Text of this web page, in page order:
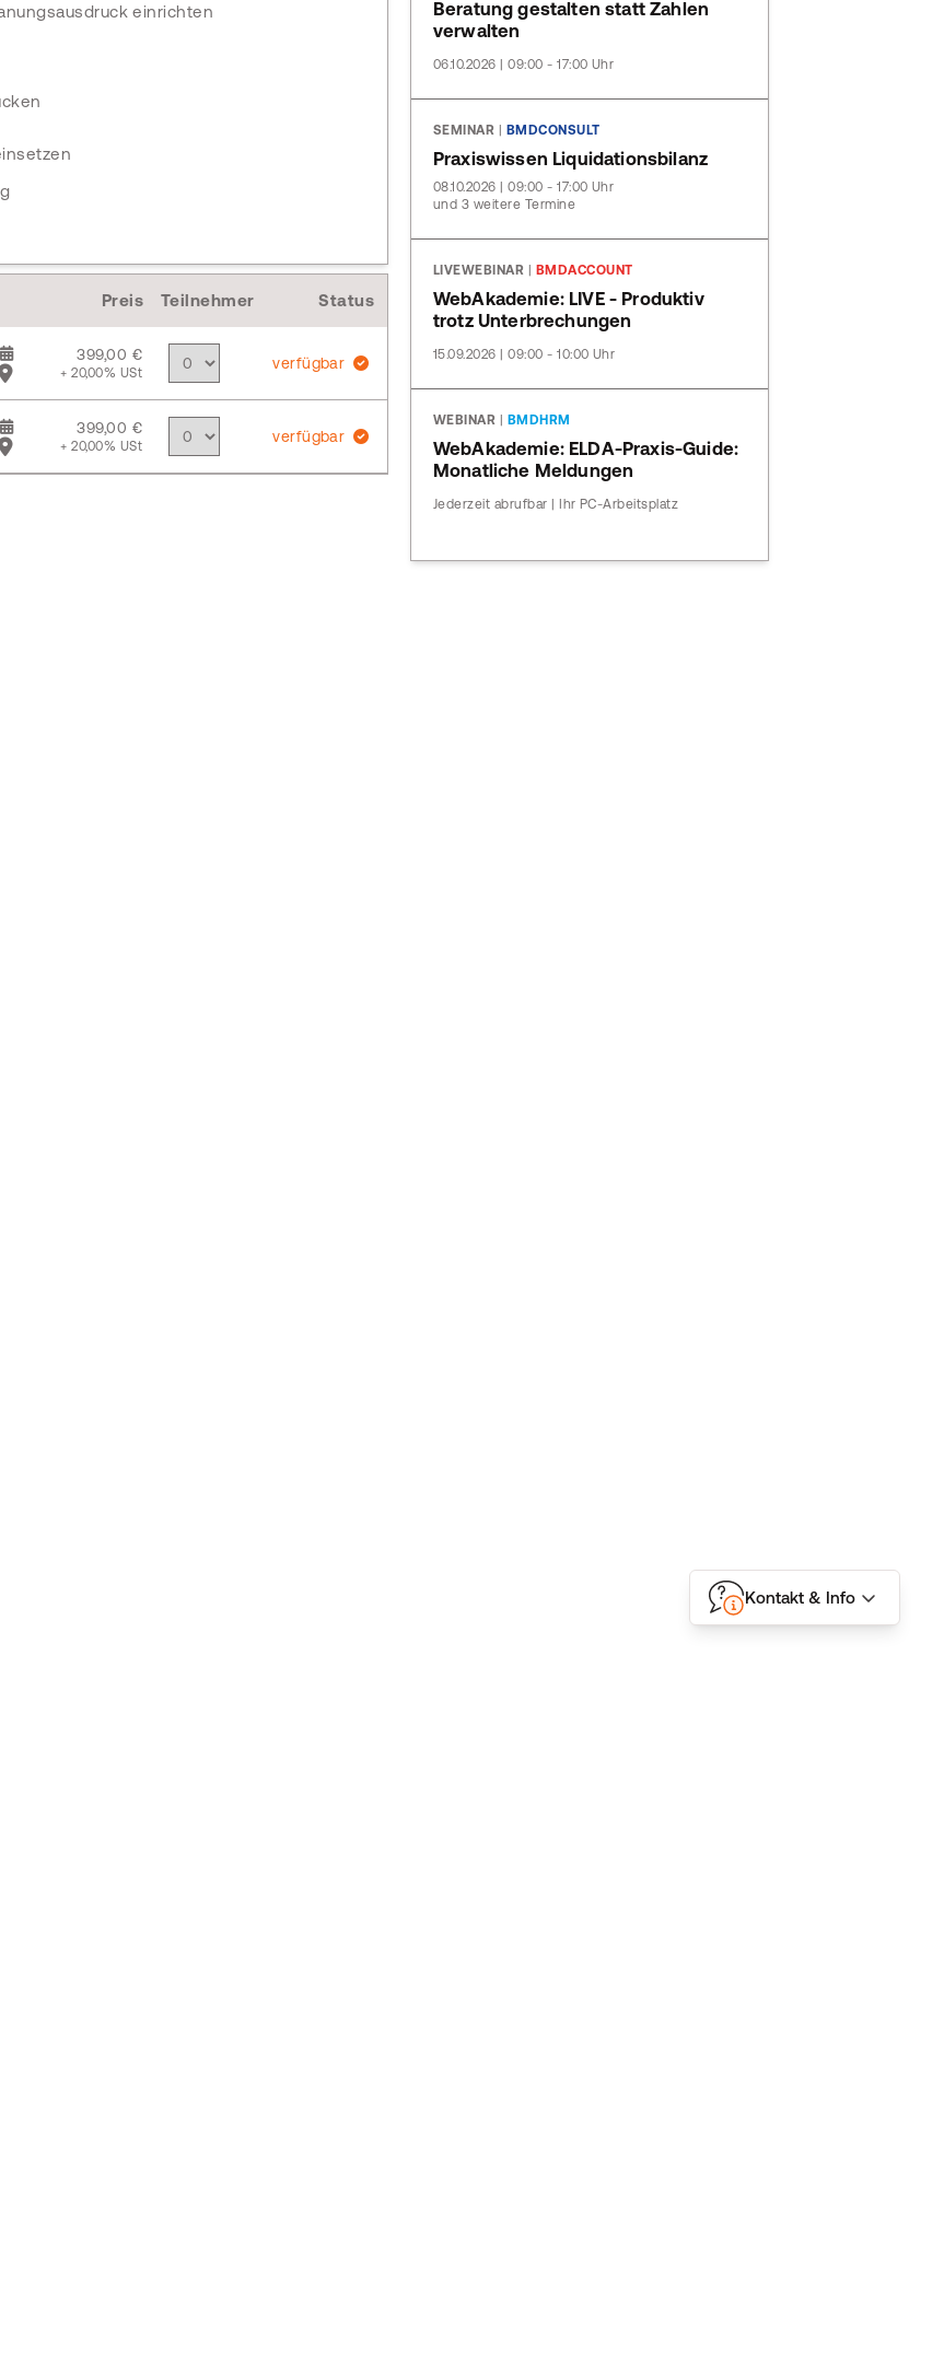
Kontakt & Info
einrichten
Preis Teilnehmer Status
399,00 €
+ 20,00% USt
verfügbar
399,00 €
+ 20,00% USt
verfügbar
Beratung gestalten statt Zahlen
verwalten
06.10.2026 | 09:00 - 17:00 Uhr
SEMINAR BMDCONSULT
Praxiswissen Liquidationsbilanz
08.10.2026 | 09:00 - 17:00 Uhr
und 3 weitere Termine
LIVEWEBINAR BMDACCOUNT
WebAkademie: LIVE - Produktiv
trotz Unterbrechungen
15.09.2026 | 09:00 - 10:00 Uhr
WEBINAR BMDHRM
WebAkademie: ELDA-Praxis-Guide:
Monatliche Meldungen
Jederzeit abrufbar | Ihr PC-Arbeitsplatz